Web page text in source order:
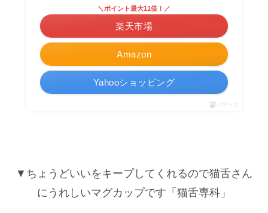
Amazon
＼ポイント最大11倍！／
楽天市場
Yahooショッピング
ポチップ
▼ちょうどいいをキープしてくれるので猫舌さん
にうれしいマグカップです「猫舌専科」